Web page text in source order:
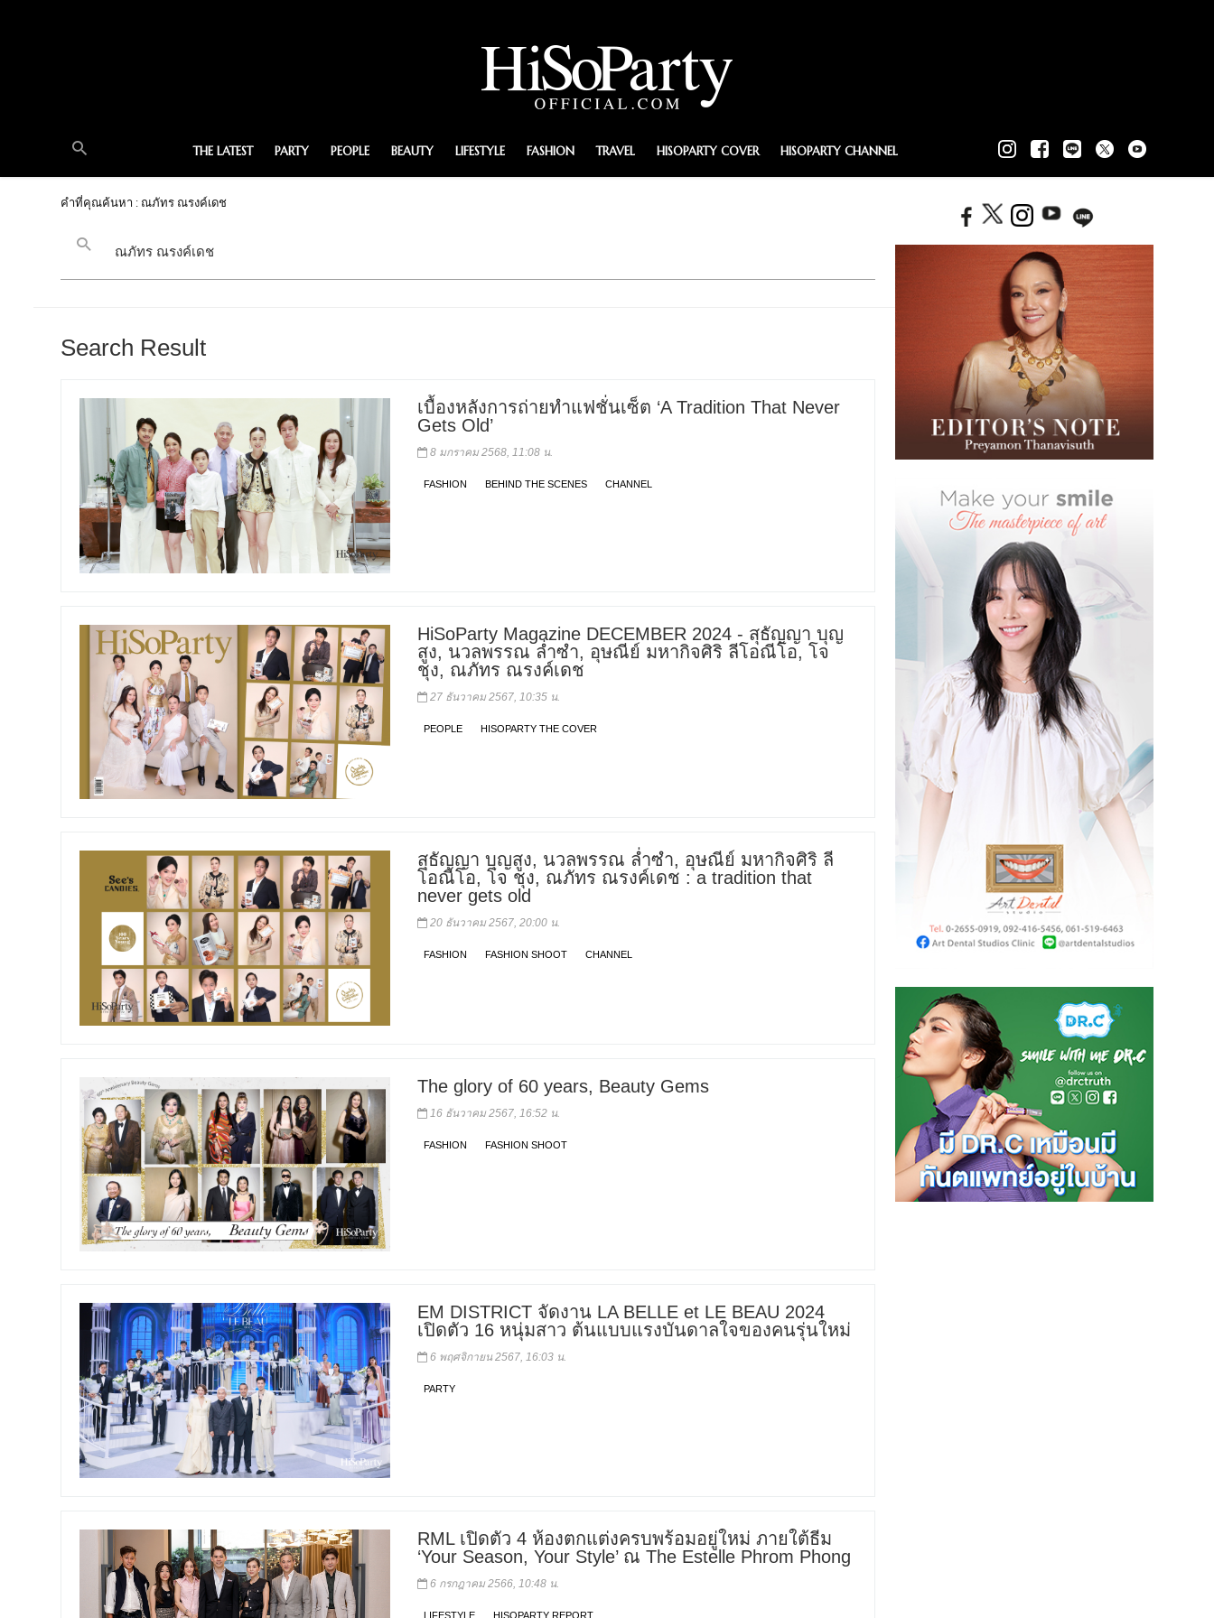
THE LATEST PARTY PEOPLE BEAUTY LIFESTYLE FASHION TRAVEL HISOPARTY COVER HISOPARTY CHANNEL
คำที่คุณค้นหา : ณภัทร ณรงค์เดช
Search Result
เบื้องหลังการถ่ายทำแฟชั่นเซ็ต ‘A Tradition That Never
Gets Old’
8 มกราคม 2568, 11:08 น.
FASHION BEHIND THE SCENES CHANNEL
HiSoParty Magazine DECEMBER 2024 - สุธัญญา บุญ
สูง, นวลพรรณ ล่ำซำ, อุษณีย์ มหากิจศิริ ลีโอณีโอ, โจ
ชุง, ณภัทร ณรงค์เดช
27 ธันวาคม 2567, 10:35 น.
PEOPLE HISOPARTY THE COVER
สุธัญญา บุญสูง, นวลพรรณ ล่ำซำ, อุษณีย์ มหากิจศิริ ลี
โอณีโอ, โจ ชุง, ณภัทร ณรงค์เดช : a tradition that
never gets old
20 ธันวาคม 2567, 20:00 น.
FASHION FASHION SHOOT CHANNEL
The glory of 60 years, Beauty Gems
16 ธันวาคม 2567, 16:52 น.
FASHION FASHION SHOOT
EM DISTRICT จัดงาน LA BELLE et LE BEAU 2024
เปิดตัว 16 หนุ่มสาว ต้นแบบแรงบันดาลใจของคนรุ่นใหม่
6 พฤศจิกายน 2567, 16:03 น.
PARTY
RML เปิดตัว 4 ห้องตกแต่งครบพร้อมอยู่ใหม่ ภายใต้ธีม
‘Your Season, Your Style’ ณ The Estelle Phrom Phong
6 กรกฎาคม 2566, 10:48 น.
LIFESTYLE HISOPARTY REPORT